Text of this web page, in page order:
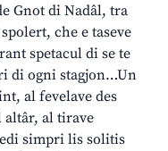
Gnot di Nadâl, tra
che e taseve
spetacul di se te
di ogni stagjon…Un
al fevelave des
altâr, al tirave
simpri lis solitis